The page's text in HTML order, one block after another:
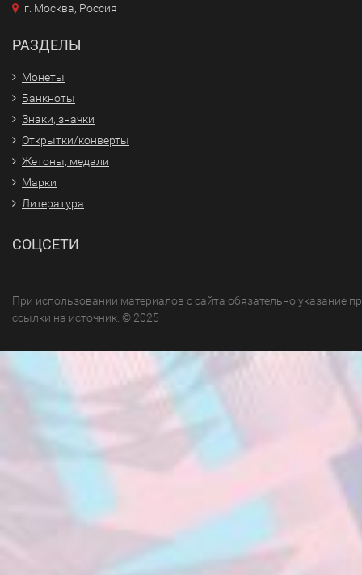
г. Москва, Россия
РАЗДЕЛЫ
Монеты
Банкноты
Знаки, значки
Открытки/конверты
Жетоны, медали
Марки
Литература
СОЦСЕТИ
При использовании материалов с сайта обязательно указание
ссылки на источник. © 2025